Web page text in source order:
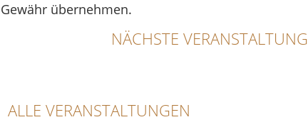
Gewähr übernehmen.
NÄCHSTE VERANSTALTUNG
ALLE VERANSTALTUNGEN